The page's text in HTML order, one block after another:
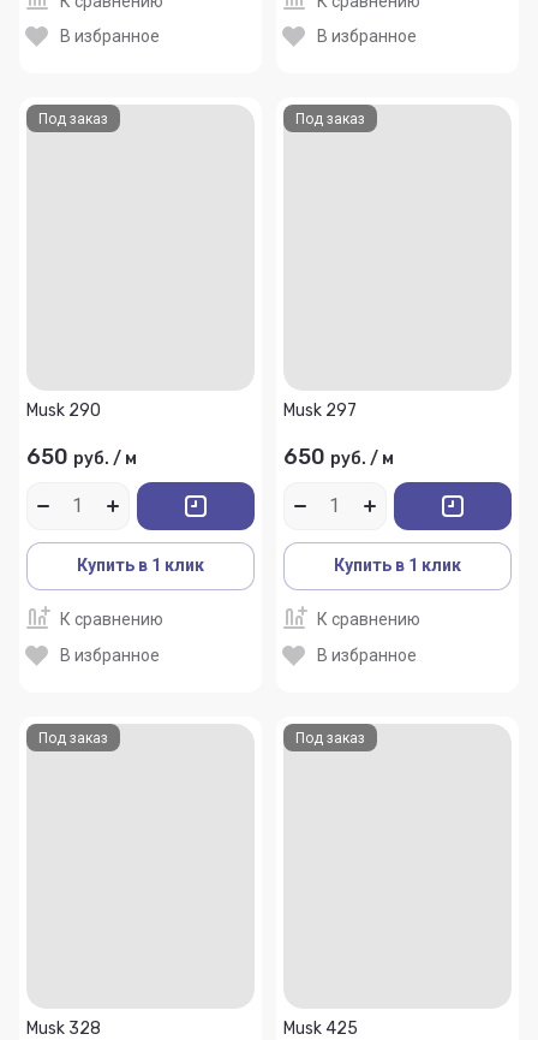
В избранное
В избранное
Под заказ
Musk 290
650 руб. / м
Купить в 1 клик
К сравнению
В избранное
Под заказ
Musk 297
650 руб. / м
Купить в 1 клик
К сравнению
В избранное
Под заказ
Musk 328
Под заказ
Musk 425